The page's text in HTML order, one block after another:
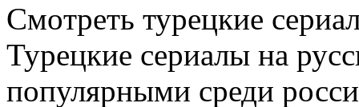
Смoтрeть турeцкиe
Турецкие сериалы на
популярными среди